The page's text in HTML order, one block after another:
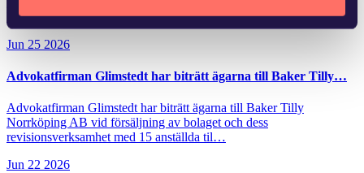
kunnat dra nytta…
Jun 25 2026
Advokatfirman Glimstedt har biträtt ägarna till Baker Tilly…
Advokatfirman Glimstedt har biträtt ägarna till Baker Tilly
Norrköping AB vid försäljning av bolaget och dess
revisionsverksamhet med 15 anställda til…
Jun 22 2026